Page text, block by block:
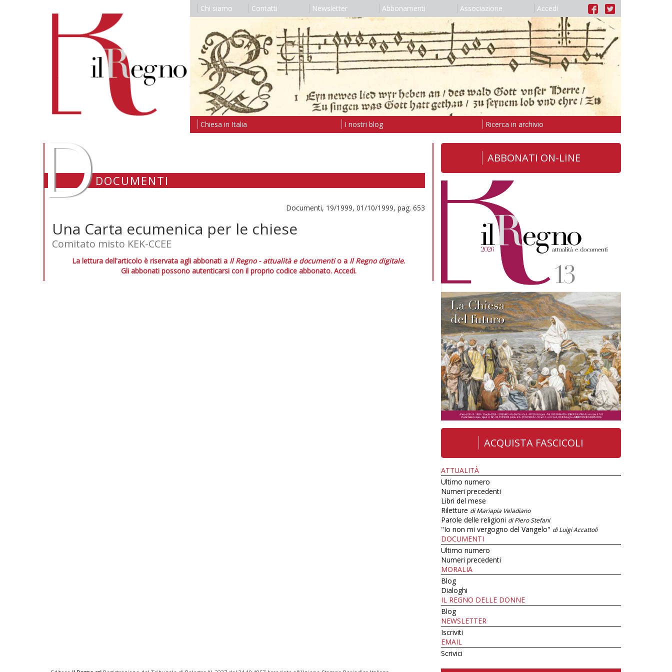
Chi siamo Contatti Newsletter Abbonamenti Associazione Accedi
Chiesa in Italia I nostri blog Ricerca in archivio
DDOCUMENTI
Documenti, 19/1999, 01/10/1999, pag. 653
Una Carta ecumenica per le chiese
Comitato misto KEK-CCEE
La lettura dell'articolo è riservata agli abbonati a Il Regno - attualità e documentio a Il Regno digitale.
Gli abbonati possono autenticarsi con il proprio codice abbonato. Accedi.
ABBONATI ON-LINE
ACQUISTA FASCICOLI
ATTUALITÀ
Ultimo numero
Numeri precedenti
Libri del mese
Riletture di Mariapia Veladiano
Parole delle religioni di Piero Stefani
"Io non mi vergogno del Vangelo" di Luigi Accattoli
DOCUMENTI
Ultimo numero
Numeri precedenti
MORALIA
Blog
Dialoghi
IL REGNO DELLE DONNE
Blog
NEWSLETTER
Iscriviti
EMAIL
Scrivici